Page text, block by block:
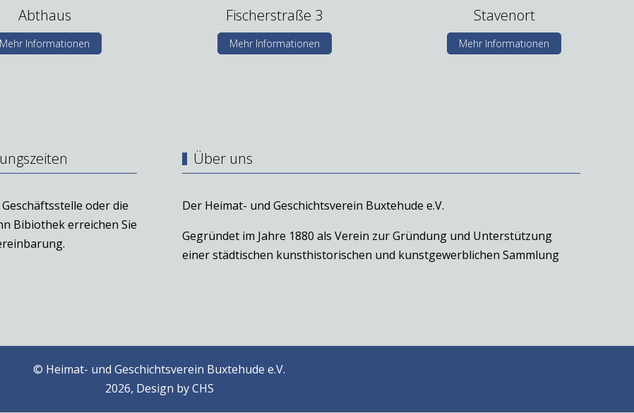
Abthaus
Mehr Informationen
Fischerstraße 3
Mehr Informationen
Stavenort
Mehr Informationen
oder die
Bibiothek erreichen Sie
Über uns
Der Heimat- und Geschichtsverein Buxtehude e.V.
Gegründet im Jahre 1880 als Verein zur Gründung und Unterstützung
einer städtischen kunsthistorischen und kunstgewerblichen Sammlung
© Heimat- und Geschichtsverein Buxtehude e.V.
2026, Design byCHS